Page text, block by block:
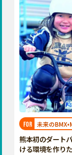
近畿
三重 滋賀
奈良
和歌山
中国
鳥取 島根
四国
徳島 香川
九州・沖縄
福岡 佐賀
宮崎
鹿児島
FOR 未来の
熊本初のダート
ける環境を作り